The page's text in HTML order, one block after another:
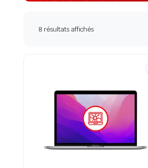
8 résultats affichés